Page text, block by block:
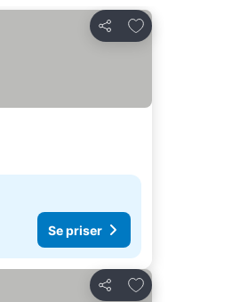
Del
Føj til favoritter
Se priser
Del
Føj til favoritter